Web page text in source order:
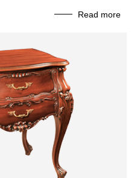
Read more